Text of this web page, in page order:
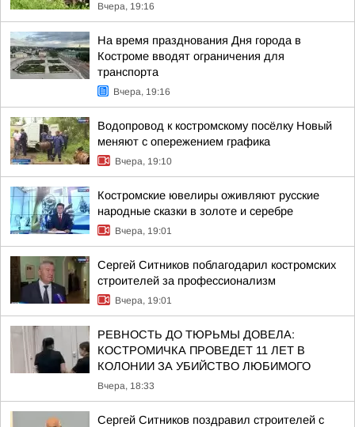
Вчера, 19:16
На время празднования Дня города в
Костроме вводят ограничения для
транспорта
Вчера, 19:16
Водопровод к костромскому посёлку Новый
меняют с опережением графика
Вчера, 19:10
Костромские ювелиры оживляют русские
народные сказки в золоте и серебре
Вчера, 19:01
Сергей Ситников поблагодарил костромских
строителей за профессионализм
Вчера, 19:01
РЕВНОСТЬ ДО ТЮРЬМЫ ДОВЕЛА:
КОСТРОМИЧКА ПРОВЕДЕТ 11 ЛЕТ В
КОЛОНИИ ЗА УБИЙСТВО ЛЮБИМОГО
Вчера, 18:33
Сергей Ситников поздравил строителей с